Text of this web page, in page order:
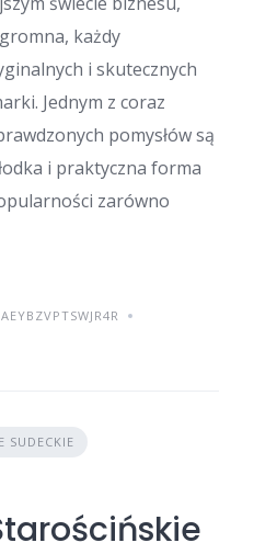
każdy
i skutecznych
Jednym z coraz
pomysłów są
i praktyczna forma
zarówno
SUDECKIE